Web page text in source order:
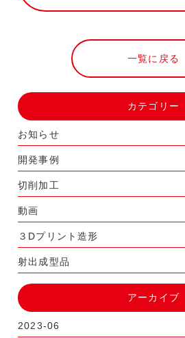
一覧に戻る
カテゴリー
お知らせ
開発事例
切削加工
動画
３Dプリント造形
射出成型品
アーカイブ
2023-06